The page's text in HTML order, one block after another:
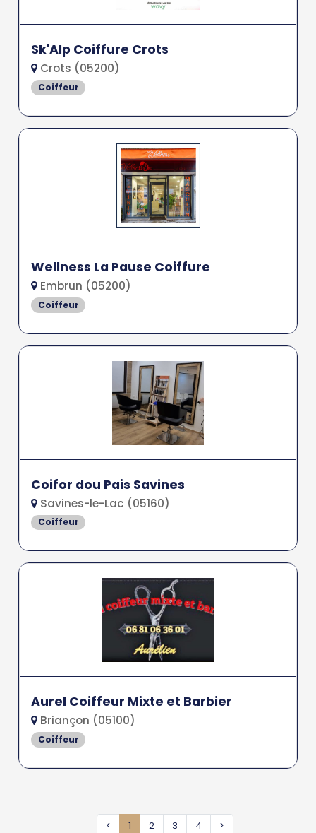
Sk'Alp Coiffure Crots
Crots (05200)
Coiffeur
Wellness La Pause Coiffure
Embrun (05200)
Coiffeur
Coifor dou Pais Savines
Savines-le-Lac (05160)
Coiffeur
Aurel Coiffeur Mixte et Barbier
Briançon (05100)
Coiffeur
< 1 2 3 4 >